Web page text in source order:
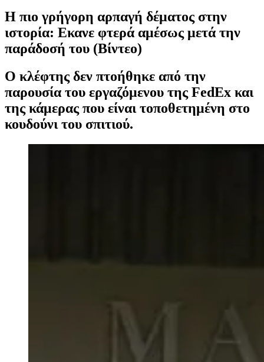
Η πιο γρήγορη αρπαγή δέματος στην
ιστορία: Εκανε φτερά αμέσως μετά την
παράδοσή του (Βίντεο)
Ο κλέφτης δεν πτοήθηκε από την
παρουσία του εργαζόμενου της FedEx και
της κάμερας που είναι τοποθετημένη στο
κουδούνι του σπιτιού.